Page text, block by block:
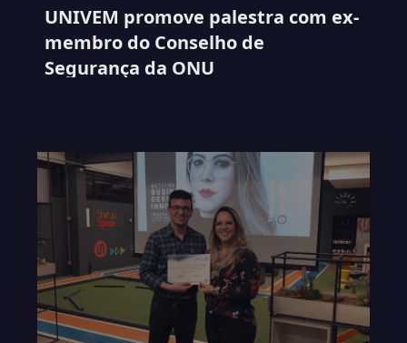
UNIVEM promove palestra com ex-
membro do Conselho de
Segurança da ONU